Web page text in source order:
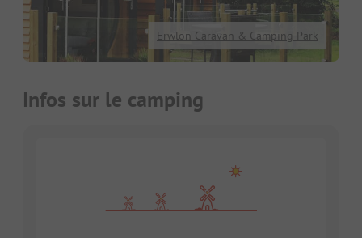
Erwlon Caravan & Camping Park
Infos sur le camping